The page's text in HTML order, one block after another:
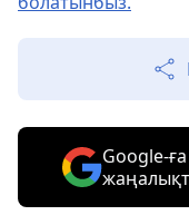
Google-